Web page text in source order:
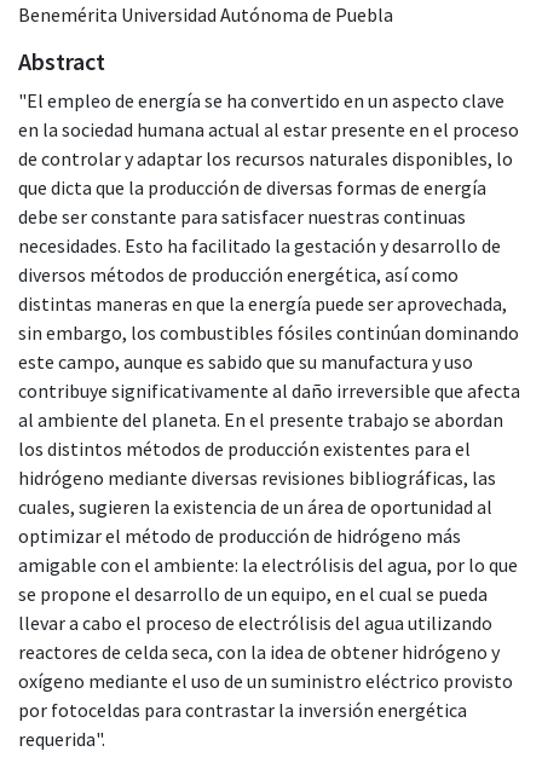
Benemérita Universidad Autónoma de Puebla
Abstract
"El empleo de energía se ha convertido en un aspecto clave
en la sociedad humana actual al estar presente en el proceso
de controlar y adaptar los recursos naturales disponibles, lo
que dicta que la producción de diversas formas de energía
debe ser constante para satisfacer nuestras continuas
necesidades. Esto ha facilitado la gestación y desarrollo de
diversos métodos de producción energética, así como
distintas maneras en que la energía puede ser aprovechada,
sin embargo, los combustibles fósiles continúan dominando
este campo, aunque es sabido que su manufactura y uso
contribuye significativamente al daño irreversible que afecta
al ambiente del planeta. En el presente trabajo se abordan
los distintos métodos de producción existentes para el
hidrógeno mediante diversas revisiones bibliográficas, las
cuales, sugieren la existencia de un área de oportunidad al
optimizar el método de producción de hidrógeno más
amigable con el ambiente: la electrólisis del agua, por lo que
se propone el desarrollo de un equipo, en el cual se pueda
llevar a cabo el proceso de electrólisis del agua utilizando
reactores de celda seca, con la idea de obtener hidrógeno y
oxígeno mediante el uso de un suministro eléctrico provisto
por fotoceldas para contrastar la inversión energética
requerida".